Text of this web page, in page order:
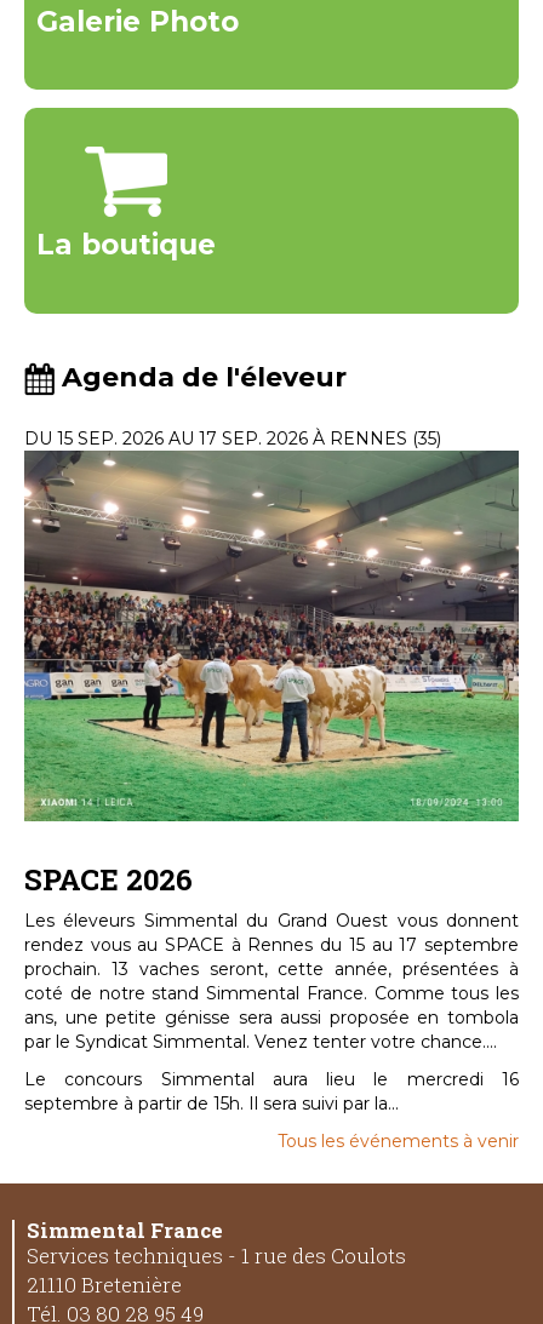
Galerie Photo
La boutique
Agenda de l'éleveur
DU 15 SEP. 2026 AU 17 SEP. 2026 À RENNES (35)
SPACE 2026
Les éleveurs Simmental du Grand Ouest vous donnent
rendez vous au SPACE à Rennes du 15 au 17 septembre
prochain. 13 vaches seront, cette année, présentées à
coté de notre stand Simmental France. Comme tous les
ans, une petite génisse sera aussi proposée en tombola
par le Syndicat Simmental. Venez tenter votre chance....
Le concours Simmental aura lieu le mercredi 16
septembre à partir de 15h. Il sera suivi par la...
Tous les événements à venir
Simmental France
Services techniques - 1 rue des Coulots
21110 Bretenière
Tél. 03 80 28 95 49